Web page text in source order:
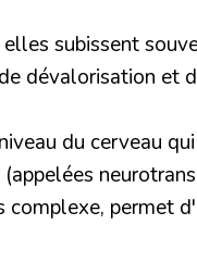
subissent
dévalorisation et
du cerveau
permet